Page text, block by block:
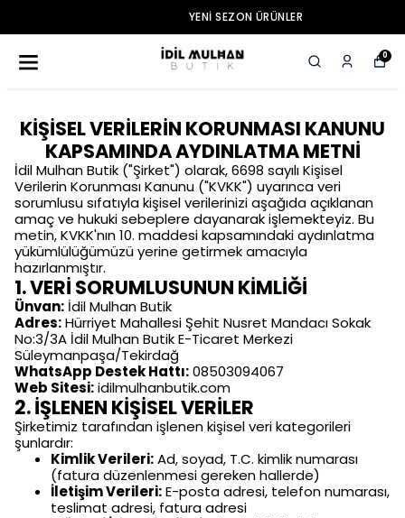
YENI SEZON ÜRÜNLER
0
KİŞİSEL VERİLERİN KORUNMASI KANUNU
KAPSAMINDA AYDINLATMA METNİ
İdil Mulhan Butik ("Şirket") olarak, 6698 sayılı Kişisel
Verilerin Korunması Kanunu ("KVKK") uyarınca veri
sorumlusu sıfatıyla kişisel verilerinizi aşağıda açıklanan
amaç ve hukuki sebeplere dayanarak işlemekteyiz. Bu
metin, KVKK'nın 10. maddesi kapsamındaki aydınlatma
yükümlülüğümüzü yerine getirmek amacıyla
hazırlanmıştır.
1. VERİ SORUMLUSUNUN KİMLİĞİ
Ünvan: İdil Mulhan Butik
Adres:Hürriyet Mahallesi Şehit Nusret Mandacı Sokak
No:3/3A İdil Mulhan Butik E-Ticaret Merkezi
Süleymanpaşa/Tekirdağ
WhatsApp Destek Hattı:08503094067
Web Sitesi:idilmulhanbutik.com
2. İŞLENEN KİŞİSEL VERİLER
Şirketimiz tarafından işlenen kişisel veri kategorileri
şunlardır:
Kimlik Verileri:Ad, soyad, T.C. kimlik numarası
(fatura düzenlenmesi gereken hallerde)
İletişim Verileri:E-posta adresi, telefon numarası,
teslimat adresi, fatura adresi